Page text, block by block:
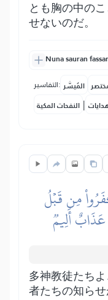
とも胸の中の
せないのだ。
Nuna sauran
التفاسير: المُيسَّر
النفحات المكية |
مِن قَبۡلُ
أَلِيمٞ
多神教徒たち
者たちの知ら